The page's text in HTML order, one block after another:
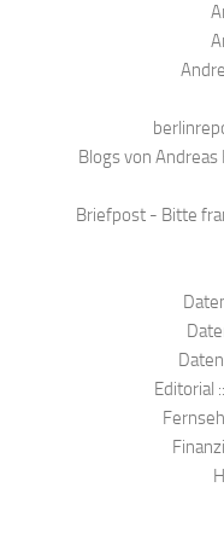
Blogs von Andreas
Briefpost - Bitte
Editorial